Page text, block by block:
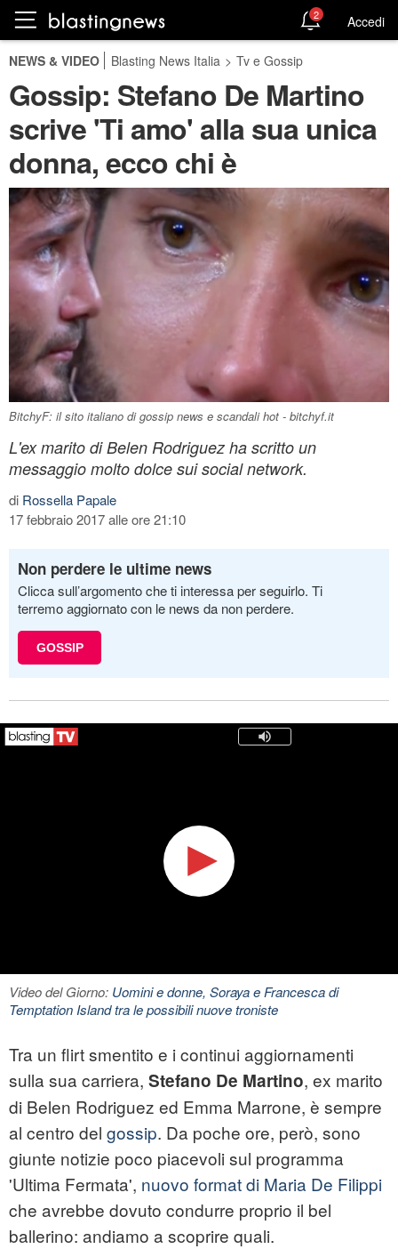
2 Accedi
NEWS & VIDEO Blasting News Italia > Tv e Gossip
Gossip: Stefano De Martino
scrive 'Ti amo' alla sua unica
donna, ecco chi è
BitchyF: il sito italiano di gossip news e scandali hot - bitchyf.it
L'ex marito di Belen Rodriguez ha scritto un
messaggio molto dolce sui social network.
di Rossella Papale
17 febbraio 2017 alle ore 21:10
Non perdere le ultime news
Clicca sull’argomento che ti interessa per seguirlo. Ti
terremo aggiornato con le news da non perdere.
GOSSIP
Video del Giorno: Uomini e donne, Soraya e Francesca di
Temptation Island tra le possibili nuove troniste
Tra un flirt smentito e i continui aggiornamenti
sulla sua carriera, Stefano De Martino, ex marito
di Belen Rodriguez ed Emma Marrone, è sempre
al centro del gossip. Da poche ore, però, sono
giunte notizie poco piacevoli sul programma
'Ultima Fermata', nuovo format di Maria De Filippi
che avrebbe dovuto condurre proprio il bel
ballerino: andiamo a scoprire quali.